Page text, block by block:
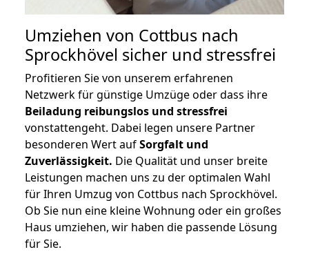
Umziehen von Cottbus nach
Sprockhövel sicher und stressfrei
Profitieren Sie von unserem erfahrenen
Netzwerk für günstige Umzüge oder dass ihre
Beiladung reibungslos und stressfrei
vonstattengeht. Dabei legen unsere Partner
besonderen Wert aufSorgfalt und
Zuverlässigkeit. Die Qualität und unser breite
Leistungen machen uns zu der optimalen Wahl
für Ihren Umzug von Cottbus nach Sprockhövel.
Ob Sie nun eine kleine Wohnung oder ein großes
Haus umziehen, wir haben die passende Lösung
für Sie.